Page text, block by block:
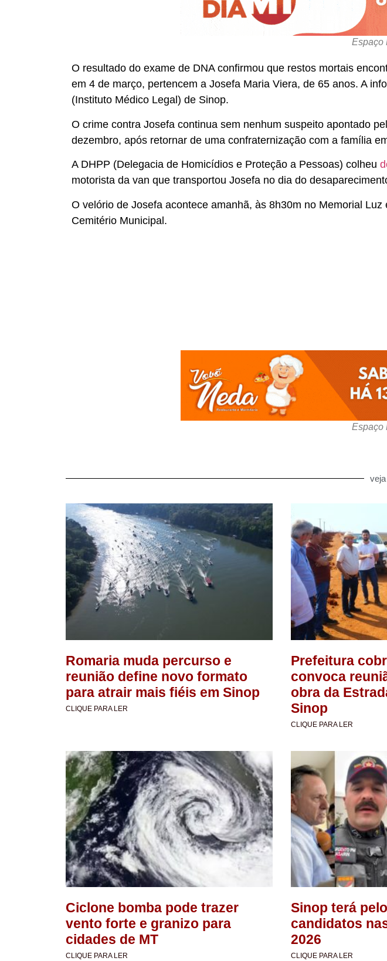
Espaço
O resultado do exame de DNA confirmou que restos mortais
em 4 de março, pertencem a Josefa Maria Viera, de 65 anos. A
(Instituto Médico Legal) de Sinop.
O crime contra Josefa continua sem nenhum suspeito apontado
dezembro, após retornar de uma confraternização com a família
A DHPP (Delegacia de Homicídios e Proteção a Pessoas) colheu
motorista da van que transportou Josefa no dia do
O velório de Josefa acontece amanhã, às 8h30m no Memorial
Cemitério Municipal.
Espaço
Romaria muda percurso e
reunião define novo formato
para atrair mais fiéis em Sinop
CLIQUE PARA LER
Prefeitura
convoca
obra da
Sinop
CLIQUE PARA LER
Ciclone bomba pode trazer
vento forte e granizo para
cidades de MT
CLIQUE PARA LER
Sinop terá
candidatos
2026
CLIQUE PARA LER